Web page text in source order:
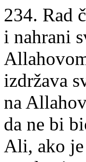
234. Rad
i nahrani
izdržava
na
da ne bi
Ali, ako je